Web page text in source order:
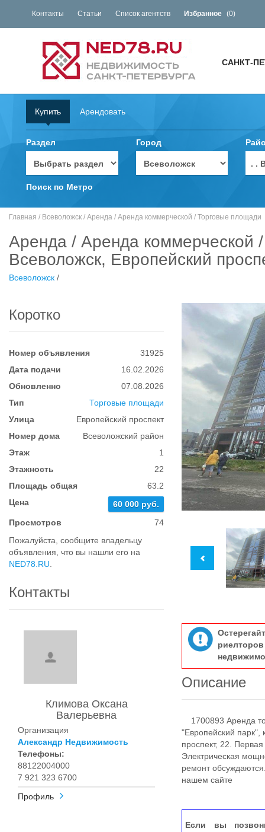
Контакты Статьи Список агентств Избранное (0)
САНКТ-
Купить Арендовать
Раздел Город
. .
Поиск по Метро
Главная / Всеволожск / Аренда / Аренда коммерческой / Торговые площади
Аренда / Аренда коммерческой
Всеволожск, Европейский
Всеволожск /
Коротко
Номер объявления
31925
Дата подачи
16.02.2026
Обновленно
07.08.2026
Тип
Торговые площади
Улица
Европейский проспект
Номер дома
Всеволожский район
Этаж
1
Этажность
22
Площадь общая
63.2
Цена
60 000 руб.
Просмотров
74
Пожалуйста, сообщите владельцу
объявления, что вы нашли его на
NED78.RU
Контакты
Климова Оксана
Валерьевна
Организация
Александр Недвижимость
Телефоны:
88122004000
7 921 323 6700
Профиль
Описание
1700893 Аренда
"Европейский парк",
проспект, 22.
Электрическая
ремонт
нашем сайте
Если вы